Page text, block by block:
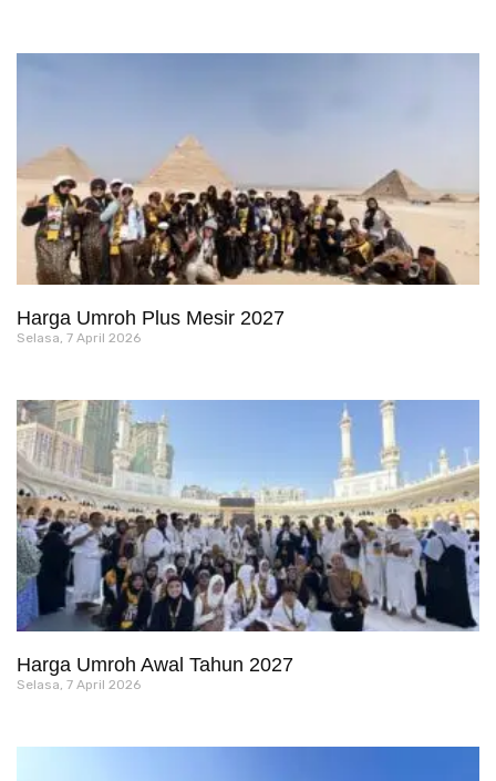
Harga Umroh Plus Mesir 2027
Selasa, 7 April 2026
Harga Umroh Awal Tahun 2027
Selasa, 7 April 2026